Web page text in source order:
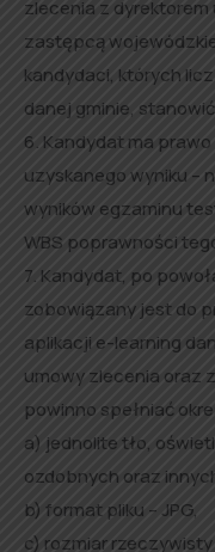
zlecenia z
zastępcą
kandydaci, których
danej gminie,
6. Kandydat ma
uzyskanego wyniku –
wyników egzaminu
WBS poprawności
7. Kandydat, po
zobowiązany jest do
aplikacji e-learning
umowy zlecenia oraz
powinno spełniać
a) jednolite tło,
ozdobnych oraz
b) format pliku – JPG,
c) rozmiar